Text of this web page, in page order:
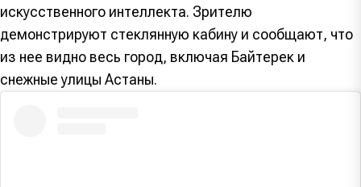
искусственного интеллекта. Зрителю
демонстрируют стеклянную кабину и сообщают, что
из нее видно весь город, включая Байтерек и
снежные улицы Астаны.